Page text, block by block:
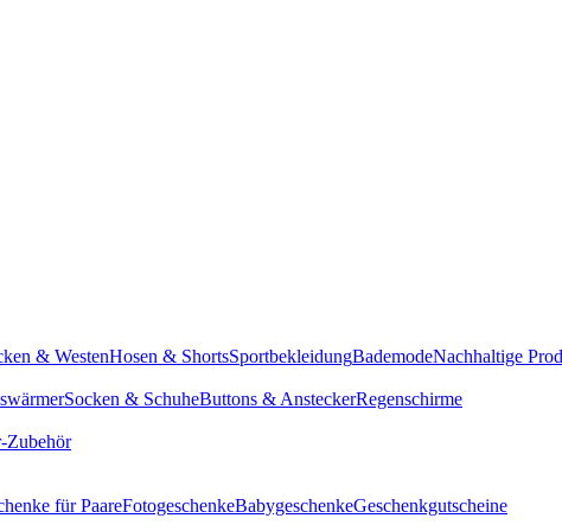
& WestenHosen & ShortsSportbekleidungBademodeNachhaltige
Socken & SchuheButtons & AnsteckerRegenschirme
Zubehör
für PaareFotogeschenkeBabygeschenkeGeschenkgutscheine